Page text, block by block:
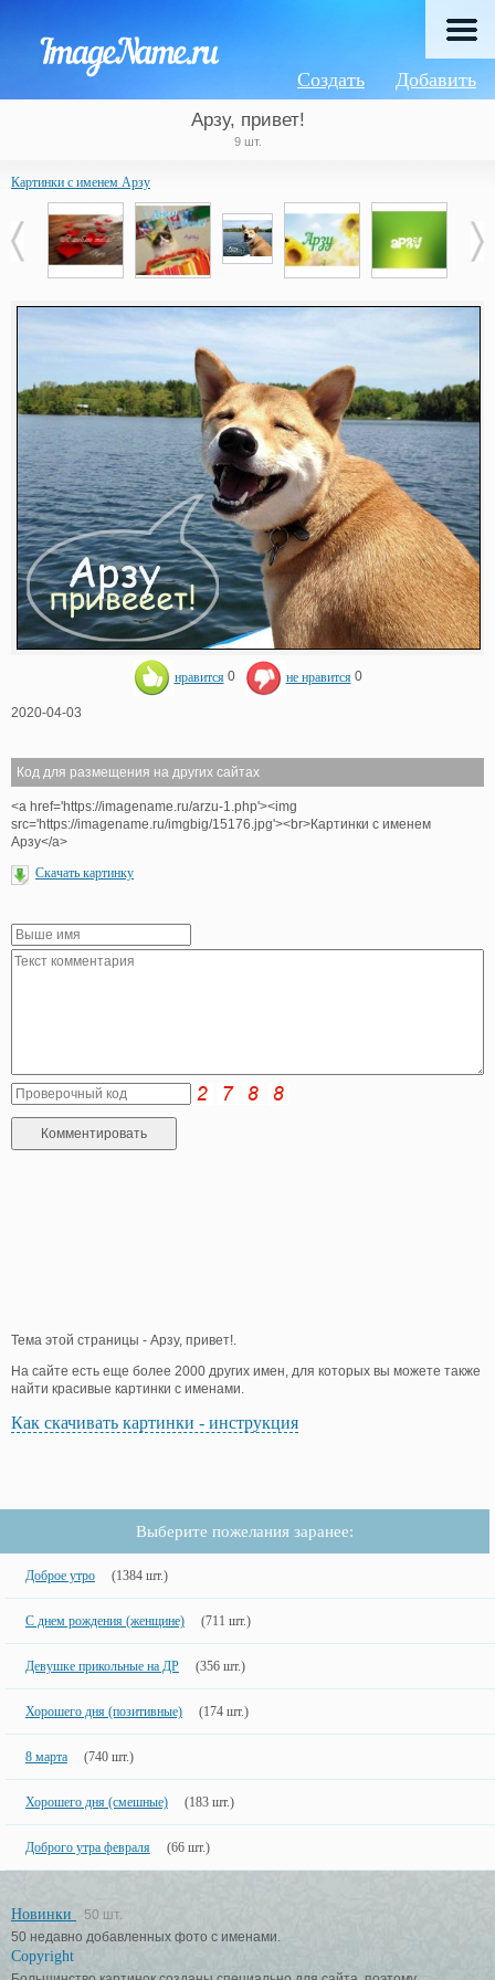
Добавить
Создать
Арзу, привет!
9 шт.
Картинки с именем Арзу
нравится 0 не нравится 0
2020-04-03
Код для размещения на других сайтах
<a href='https://imagename.ru/arzu-1.php'><img
src='https://imagename.ru/imgbig/15176.jpg'><br>Картинки с именем
Арзу</a>
Скачать картинку
Тема этой страницы - Арзу, привет!.
На сайте есть еще более 2000 других имен, для которых вы можете также
найти красивые картинки с именами.
Как скачивать картинки - инструкция
Выберите пожелания заранее:
Доброе утро (1384 шт.)
С днем рождения (женщине) (711 шт.)
Девушке прикольные на ДР (356 шт.)
Хорошего дня (позитивные) (174 шт.)
8 марта (740 шт.)
Хорошего дня (смешные) (183 шт.)
Доброго утра февраля (66 шт.)
Новинки
50 шт.
50 недавно добавленных фото с именами.
Copyright